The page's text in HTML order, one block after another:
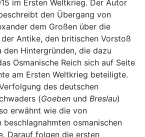
im Ersten Weltkrieg. Der Autor
den Übergang von
dem Großen über die
Antike, den britischen Vorstoß
den Hintergründen, die dazu
Osmanische Reich sich auf Seite
am Ersten Weltkrieg beteiligte.
des deutschen
(Goeben und Breslau)
erwähnt wie die von
beschlagnahmten osmanischen
Darauf folgen die ersten